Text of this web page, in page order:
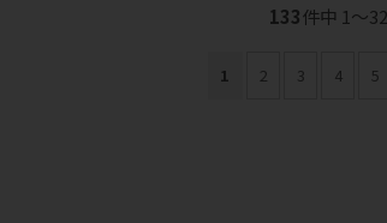
133件中 1〜
1 2 3 4 5